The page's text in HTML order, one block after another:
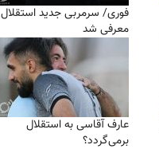
فوری/ سرمربی جدید استقلال
معرفی شد
عارف آقاسی به استقلال
برمی‌گردد؟